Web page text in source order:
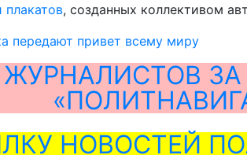
плакатов, созданных коллективом
передают привет всему миру
НОВОСТЕЙ